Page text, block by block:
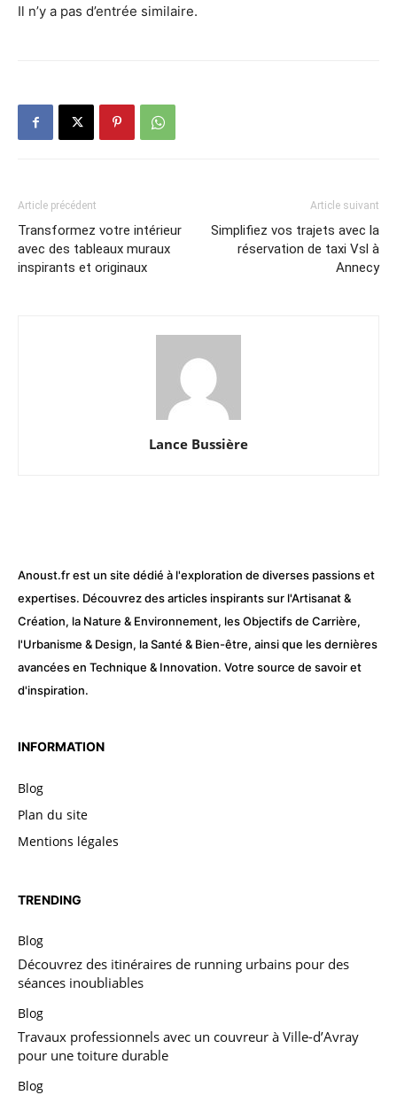
Il n’y a pas d’entrée similaire.
Article précédent
Transformez votre intérieur
avec des tableaux muraux
inspirants et originaux
Article suivant
Simplifiez vos trajets avec la
réservation de taxi Vsl à
Annecy
Lance Bussière
Anoust.fr est un site dédié à l'exploration de diverses passions et
expertises. Découvrez des articles inspirants sur l'Artisanat &
Création, la Nature & Environnement, les Objectifs de Carrière,
l'Urbanisme & Design, la Santé & Bien-être, ainsi que les dernières
avancées en Technique & Innovation. Votre source de savoir et
d'inspiration.
INFORMATION
Blog
Plan du site
Mentions légales
TRENDING
Blog
Découvrez des itinéraires de running urbains pour des
séances inoubliables
Blog
Travaux professionnels avec un couvreur à Ville-d’Avray
pour une toiture durable
Blog